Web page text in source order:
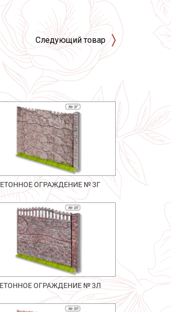
Следующий товар
ОГРАЖДЕНИЕ № 3Г
ОГРАЖДЕНИЕ № 3Л